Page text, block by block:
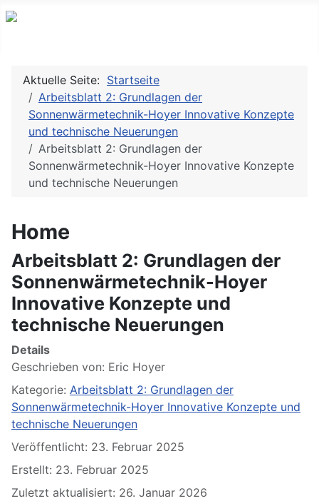
Aktuelle Seite: Startseite
Arbeitsblatt 2: Grundlagen der
Sonnenwärmetechnik-Hoyer Innovative Konzepte
und technische Neuerungen
Arbeitsblatt 2: Grundlagen der
Sonnenwärmetechnik-Hoyer Innovative Konzepte
und technische Neuerungen
Home
Arbeitsblatt 2: Grundlagen der
Sonnenwärmetechnik-Hoyer
Innovative Konzepte und
technische Neuerungen
Details
Geschrieben von: Eric Hoyer
Kategorie: Arbeitsblatt 2: Grundlagen der
Sonnenwärmetechnik-Hoyer Innovative Konzepte und
technische Neuerungen
Veröffentlicht: 23. Februar 2025
Erstellt: 23. Februar 2025
Zuletzt aktualisiert: 26. Januar 2026